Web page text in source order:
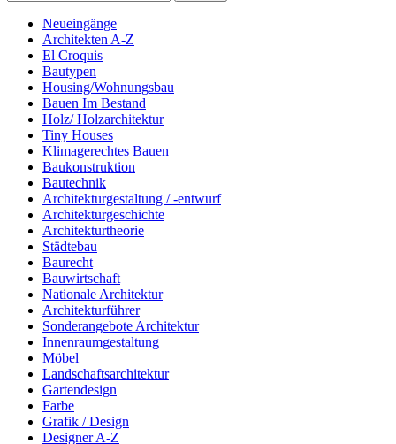
Neueingänge
Architekten A-Z
El Croquis
Bautypen
Housing/Wohnungsbau
Bauen Im Bestand
Holz/ Holzarchitektur
Tiny Houses
Klimagerechtes Bauen
Baukonstruktion
Bautechnik
Architekturgestaltung / -entwurf
Architekturgeschichte
Architekturtheorie
Städtebau
Baurecht
Bauwirtschaft
Nationale Architektur
Architekturführer
Sonderangebote Architektur
Innenraumgestaltung
Möbel
Landschaftsarchitektur
Gartendesign
Farbe
Grafik / Design
Designer A-Z